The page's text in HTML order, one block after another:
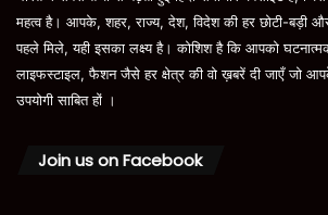
महत्व है। आपके, शहर, राज्य, देश, विदेश की हर छोटी-बड़ी
पहले मिले, यही इसका लक्ष्य है। कोशिश है कि आपको
लाइफस्टाइल, फैशन जैसे हर क्षेत्र की वो ख़बरें दी जाएँ जो
उपयोगी साबित हों ।
Join us on Facebook